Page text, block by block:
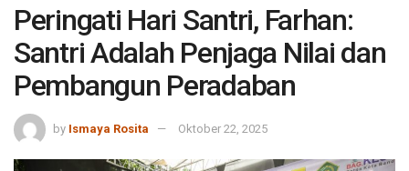
Peringati Hari Santri, Farhan:
Santri Adalah Penjaga Nilai dan
Pembangun Peradaban
by Ismaya Rosita Oktober 22, 2025